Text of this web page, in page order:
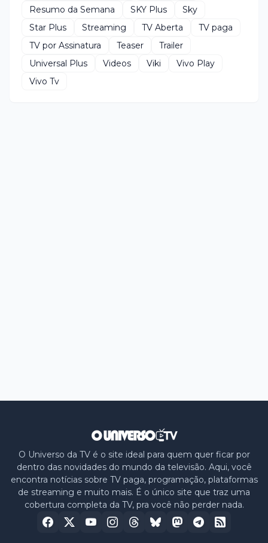
Resumo da Semana
SKY Plus
Sky
Star Plus
Streaming TV Aberta
TV paga
TV por Assinatura
Teaser
Trailer
Universal Plus
Videos Viki
Vivo Play
Vivo Tv
O Universo da TV é o site ideal para quem quer ficar por
dentro das novidades do mundo da televisão. Aqui, você
encontra notícias sobre TV paga, programação, plataformas
de streaming e muito mais. É o único site que traz uma
cobertura completa da TV, pra você não perder nada.